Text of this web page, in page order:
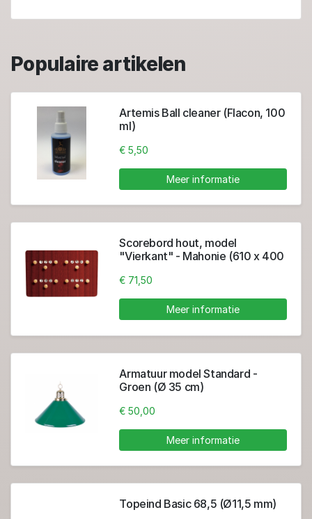
Populaire artikelen
Artemis Ball cleaner (Flacon, 100
ml)
€ 5,50
Meer informatie
Scorebord hout, model
"Vierkant" - Mahonie (610 x 400
€ 71,50
Meer informatie
Armatuur model Standard -
Groen (Ø 35 cm)
€ 50,00
Meer informatie
Topeind Basic 68,5 (Ø11,5 mm)